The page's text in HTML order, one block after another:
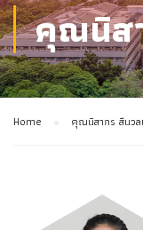
คุณนิส
Home คุณนิสากร สีนว